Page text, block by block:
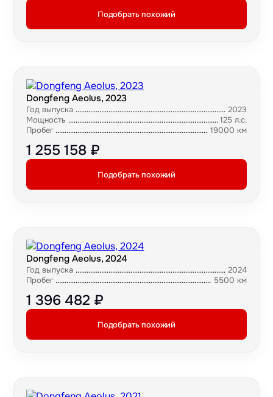
Подобрать похожий
Dongfeng Aeolus, 2023
Год выпуска
2023
Мощность
125 л.с.
Пробег
19000 км
1 255 158 ₽
Подобрать похожий
Dongfeng Aeolus, 2024
Год выпуска
2024
Пробег
5500 км
1 396 482 ₽
Подобрать похожий